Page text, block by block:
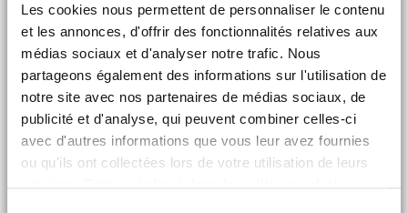
Les cookies nous permettent de personnaliser le contenu
et les annonces, d'offrir des fonctionnalités relatives aux
médias sociaux et d'analyser notre trafic. Nous
partageons également des informations sur l'utilisation de
notre site avec nos partenaires de médias sociaux, de
publicité et d'analyse, qui peuvent combiner celles-ci
avec d'autres informations que vous leur avez fournies
ou qu'ils ont collectées lors de votre utilisation de leurs
Pas puriste pour un sou, il adore la synth-pop française,
les soundtracks des films érotiques 70's, l'électro qui
tabasse et la disco flamboyante ambiance Paradise
Garage.